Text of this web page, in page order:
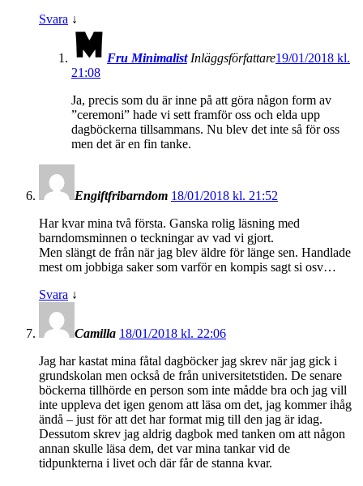
Svara ↓
Fru Minimalist Inläggsförfattare19/01/2018 kl.
21:08
Ja, precis som du är inne på att göra någon form av
”ceremoni” hade vi sett framför oss och elda upp
dagböckerna tillsammans. Nu blev det inte så för oss
men det är en fin tanke.
Engiftfribarndom 18/01/2018 kl. 21:52
Har kvar mina två första. Ganska rolig läsning med
barndomsminnen o teckningar av vad vi gjort.
Men slängt de från när jag blev äldre för länge sen. Handlade
mest om jobbiga saker som varför en kompis sagt si osv…
Svara ↓
Camilla 18/01/2018 kl. 22:06
Jag har kastat mina fåtal dagböcker jag skrev när jag gick i
grundskolan men också de från universitetstiden. De senare
böckerna tillhörde en person som inte mådde bra och jag vill
inte uppleva det igen genom att läsa om det, jag kommer ihåg
ändå – just för att det har format mig till den jag är idag.
Dessutom skrev jag aldrig dagbok med tanken om att någon
annan skulle läsa dem, det var mina tankar vid de
tidpunkterna i livet och där får de stanna kvar.